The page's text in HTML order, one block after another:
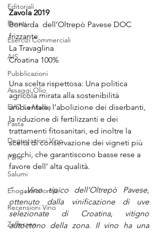
Editoriali
Eventi
Esercizi Commerciali
AIS
Pubblicazioni
Assaggi Olio
EVO La Madia
Pasta
Degustazioni Vino
Pane
Salumi
Enogastronomia
Recensioni Vino
Zafferano
Zavola 2019
Bonarda  dell’Oltrepò Pavese DOC
frizzante
La Travaglina
Croatina 100%
Una scelta rispettosa: Una politica
agricola mirata alla sostenibilità
ambientale, l’abolizione dei diserbanti,
la riduzione di fertilizzanti e dei
trattamenti fitosanitari, ed inoltre la
scelta di conservazione dei vigneti più
vecchi, che garantiscono basse rese a
favore dell’ alta qualità.
“ …Vino tipico dell’Oltrepò Pavese,
ottenuto dalla vinificazione di uve
selezionate di Croatina, vitigno
autoctono della zona. Il vino ha una